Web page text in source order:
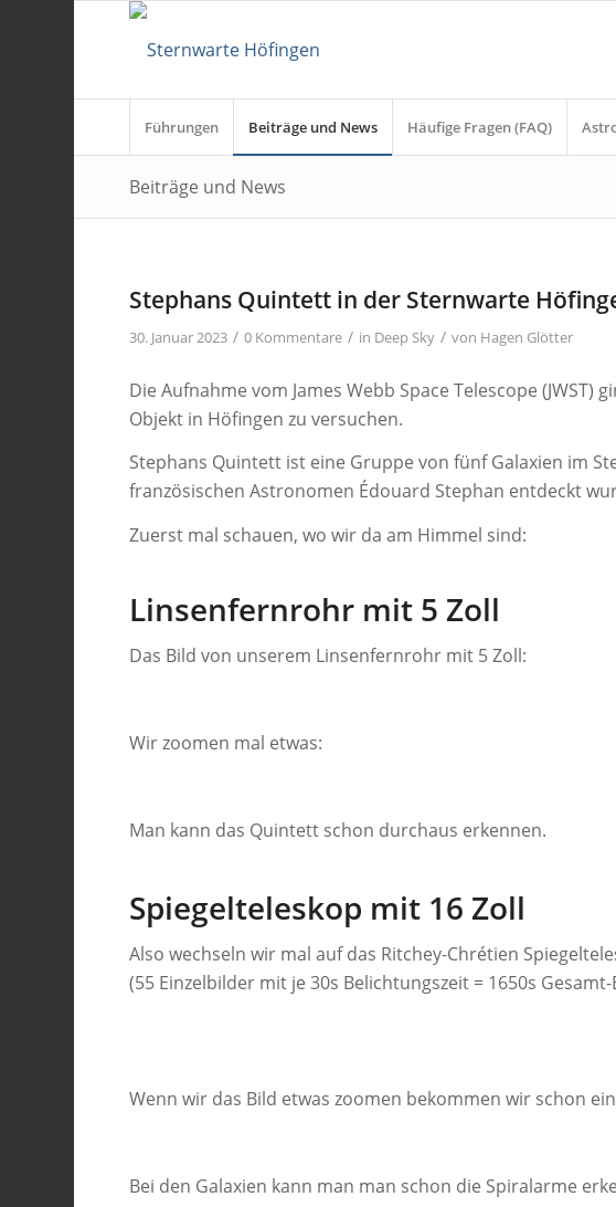
Führungen Beiträge und News Häufige Fragen (FAQ)
Beiträge und News
Stephans Quintett in der Sternwarte
30. Januar 2023 / 0 Kommentare / in Deep Sky / von Hagen Glötter
Die Aufnahme vom James Webb Space Telescope
Objekt in Höfingen zu versuchen.
Stephans Quintett ist eine Gruppe von fünf Galaxien im
französischen Astronomen Édouard Stephan entdeckt
Zuerst mal schauen, wo wir da am Himmel sind:
Linsenfernrohr mit 5 Zoll
Das Bild von unserem Linsenfernrohr mit 5 Zoll:
Wir zoomen mal etwas:
Man kann das Quintett schon durchaus erkennen.
Spiegelteleskop mit 16 Zoll
Also wechseln wir mal auf das Ritchey-Chrétien
(55 Einzelbilder mit je 30s Belichtungszeit = 1650s
Wenn wir das Bild etwas zoomen bekommen wir schon
Bei den Galaxien kann man man schon die Spiralarme